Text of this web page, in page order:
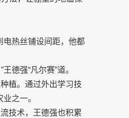
电热丝铺设间距，他都
德强“凡尔赛”道。
植。通过外出学习技
之一。
技术，王德强也积累